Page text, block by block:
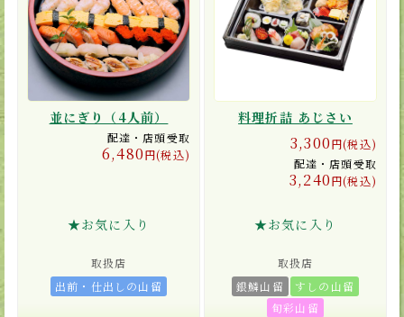
並にぎり（4人前）
配達・店頭受取
6,480円(税込)
★お気に入り
取扱店
出前・仕出しの山留
料理折詰 あじさい
3,300円(税込)
配達・店頭受取
3,240円(税込)
★お気に入り
取扱店
銀鱗山留
すしの山留
旬彩山留